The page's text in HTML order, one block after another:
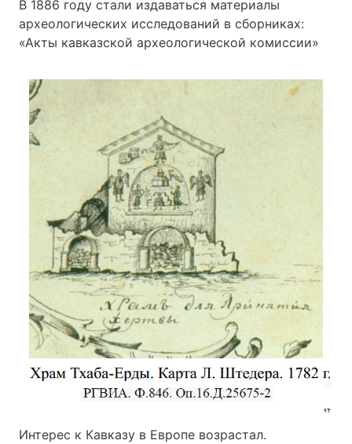
В 1886 году стали издаваться материалы
археологических исследований в сборниках:
«Акты кавказской археологической комиссии»
Интерес к Кавказу в Европе возрастал.